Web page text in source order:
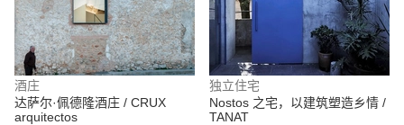
酒庄
达萨尔·佩德隆酒庄 / CRUX
arquitectos
独立住宅
Nostos 之宅，以建筑塑造乡情 /
TANAT